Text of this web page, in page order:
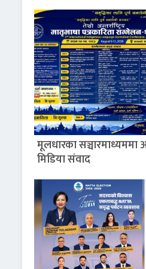
मूलधारका सञ्चारमाध्यममा
मिडिया संवाद